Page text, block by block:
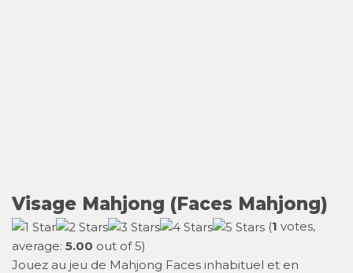
Visage Mahjong (Faces Mahjong)
(1 votes,
average: 5.00 out of 5)
Jouez au jeu de Mahjong Faces inhabituel et en